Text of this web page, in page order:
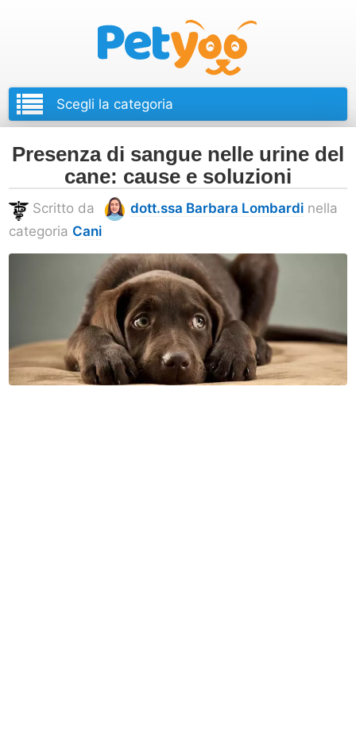
Presenza di sangue nelle urine del
cane: cause e soluzioni
Scritto da dott.ssa Barbara Lombardi nella
categoria Cani